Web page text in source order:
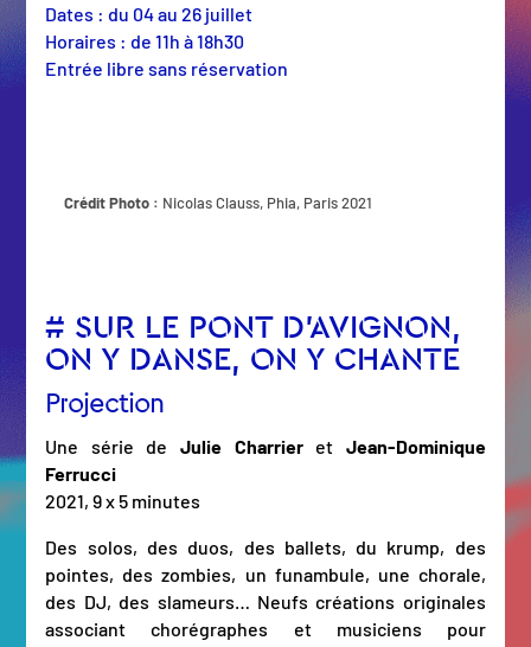
Dates : du 04 au 26 juillet
Horaires : de 11h à 18h30
Entrée libre sans réservation
Crédit Photo : Nicolas Clauss, Phia, Paris 2021
# SUR LE PONT D’AVIGNON,
ON Y DANSE, ON Y CHANTE
Projection
Une série de Julie Charrier et Jean-Dominique
Ferrucci
2021, 9 x 5 minutes
Des solos, des duos, des ballets, du krump, des
pointes, des zombies, un funambule, une chorale,
des DJ, des slameurs… Neufs créations originales
associant chorégraphes et musiciens pour